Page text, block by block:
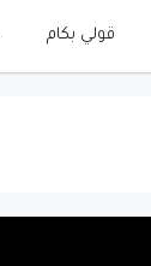
قولي بكام